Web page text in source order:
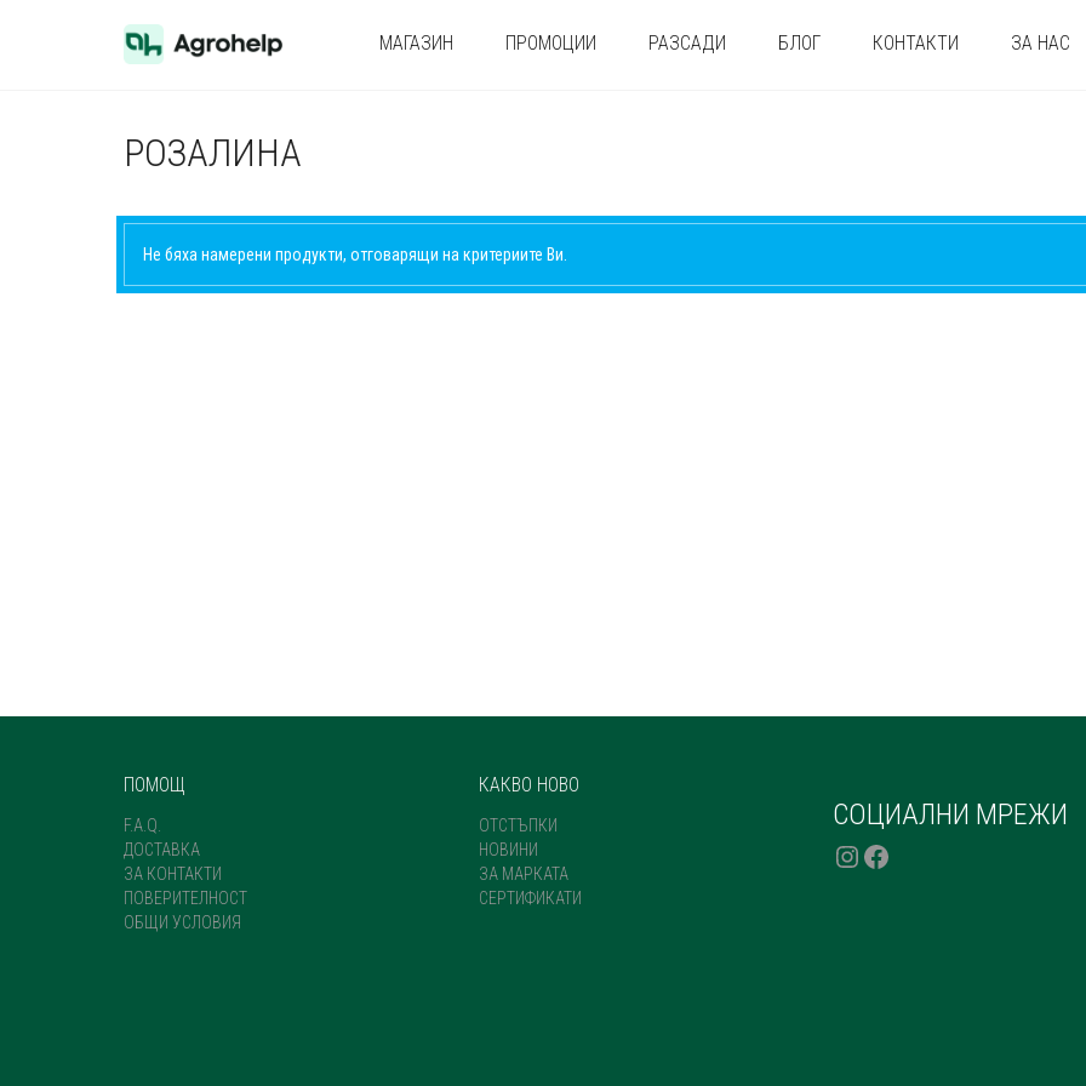
МАГАЗИН ПРОМОЦИИ РАЗСАДИ БЛОГ КОНТАКТИ ЗА НАС
РОЗАЛИНА
Не бяха намерени продукти, отговарящи на критериите Ви.
ПОМОЩ
F.A.Q.
ДОСТАВКА
ЗА КОНТАКТИ
ПОВЕРИТЕЛНОСТ
ОБЩИ УСЛОВИЯ
КАКВО НОВО
ОТСТЪПКИ
НОВИНИ
ЗА МАРКАТА
СЕРТИФИКАТИ
СОЦИАЛНИ МРЕЖИ
INSTAGRAM
FACEBOOK